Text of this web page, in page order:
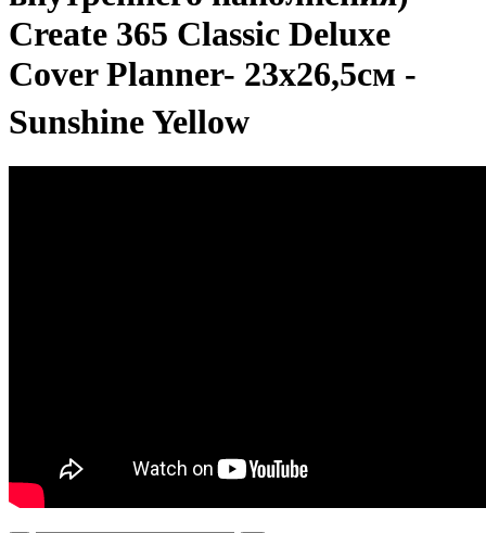
Create 365 Classic Deluxe
Cover Planner- 23х26,5см -
Sunshine Yellow